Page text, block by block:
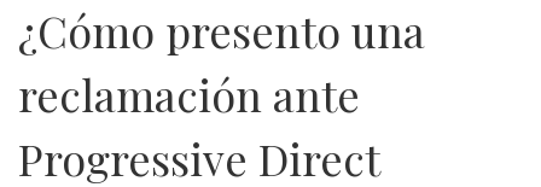
¿Cómo presento una
reclamación ante
Progressive Direct